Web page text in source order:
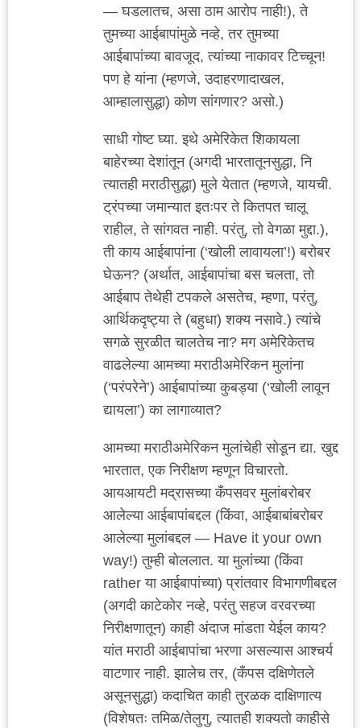
— घडलातच, असा ठाम आरोप नाही!), ते
तुमच्या आईबापांमुळे नव्हे, तर तुमच्या
आईबापांच्या बावजूद, त्यांच्या नाकावर टिच्चून!
पण हे यांना (म्हणजे, उदाहरणादाखल,
आम्हालासुद्धा) कोण सांगणार? असो.)
साधी गोष्ट घ्या. इथे अमेरिकेत शिकायला
बाहेरच्या देशांतून (अगदी भारतातूनसुद्धा, नि
त्यातही मराठीसुद्धा) मुले येतात (म्हणजे, यायची.
ट्रंपच्या जमान्यात इतःपर ते कितपत चालू
राहील, ते सांगवत नाही. परंतु, तो वेगळा मुद्दा.),
ती काय आईबापांना (‘खोली लावायला’!) बरोबर
घेऊन? (अर्थात, आईबापांचा बस चलता, तो
आईबाप तेथेही टपकले असतेच, म्हणा, परंतु,
आर्थिकदृष्ट्या ते (बहुधा) शक्य नसावे.) त्यांचे
सगळे सुरळीत चालतेच ना? मग अमेरिकेतच
वाढलेल्या आमच्या मराठीअमेरिकन मुलांना
(‘परंपरेने’) आईबापांच्या कुबड्या (‘खोली लावून
द्यायला’) का लागाव्यात?
आमच्या मराठीअमेरिकन मुलांचेही सोडून द्या. खुद्द
भारतात, एक निरीक्षण म्हणून विचारतो.
आयआयटी मद्रासच्या कँपसवर मुलांबरोबर
आलेल्या आईबापांबद्दल (किंवा, आईबाबांबरोबर
आलेल्या मुलांबद्दल — Have it your own
way!) तुम्ही बोललात. या मुलांच्या (किंवा
rather या आईबापांच्या) प्रांतवार विभागणीबद्दल
(अगदी काटेकोर नव्हे, परंतु सहज वरवरच्या
निरीक्षणातून) काही अंदाज मांडता येईल काय?
यांत मराठी आईबापांचा भरणा असल्यास आश्चर्य
वाटणार नाही. झालेच तर, (कँपस दक्षिणेतले
असूनसुद्धा) कदाचित काही तुरळक दाक्षिणात्य
(विशेषतः तमिळ/तेलुगु, त्यातही शक्यतो काहीसे